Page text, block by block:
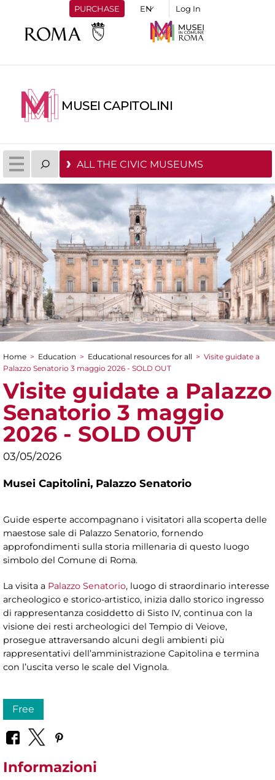
PURCHASE Log In
MUSEI CAPITOLINI
ALL THE CIVIC MUSEUMS
You are here
Home > Education > Educational resources for all > Visite guidate a
Palazzo Senatorio 3 maggio 2026 - SOLD OUT
Visite guidate a Palazzo
Senatorio 3 maggio
2026 - SOLD OUT
03/05/2026
Musei Capitolini, Palazzo Senatorio
Guide esperte accompagnano i visitatori alla scoperta delle
maestose sale di Palazzo Senatorio, fornendo
approfondimenti sulla storia millenaria di questo luogo
simbolo del Comune di Roma.
La visita a Palazzo Senatorio, luogo di straordinario interesse
archeologico e storico-artistico, inizia dallo storico ingresso
di rappresentanza cosiddetto di Sisto IV, continua con la
visione dei resti archeologici del Tempio di Veiove,
prosegue attraversando alcuni degli ambienti più
rappresentativi dell’amministrazione Capitolina e termina
con l’uscita verso le scale del Vignola.
Free
Informazioni